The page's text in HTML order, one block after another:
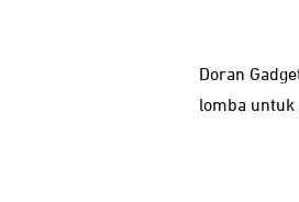
Doran
lomba